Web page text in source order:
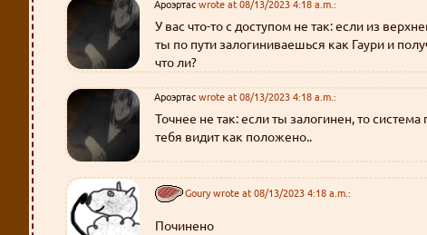
Ароэртасwrote at 08/13/2023 4:18 a.m.:
У вас что-то с доступом не так: если из
ты по пути залогиниваешься как Гаури и
что ли?
Ароэртасwrote at 08/13/2023 4:18 a.m.:
Точнее не так: если ты залогинен, то
тебя видит как положено..
Gourywrote at 08/13/2023 4:18 a.m.:
Починено